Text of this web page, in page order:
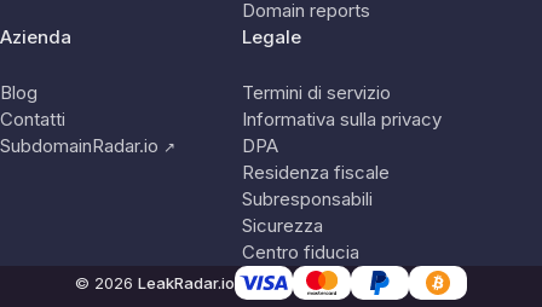
Domain reports
Azienda
Blog
Contatti
SubdomainRadar.io ↗
Legale
Termini di servizio
Informativa sulla privacy
DPA
Residenza fiscale
Subresponsabili
Sicurezza
Centro fiducia
© 2026 LeakRadar.io